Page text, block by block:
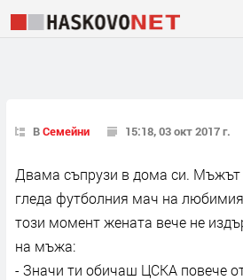
ВСемейни 15:18, 03 окт 2017 г.
Двама съпрузи в дома си. Мъжът
гледа футболния мач на
този момент жената вече не
на мъжа:
- Значи ти обичаш ЦСКА повече